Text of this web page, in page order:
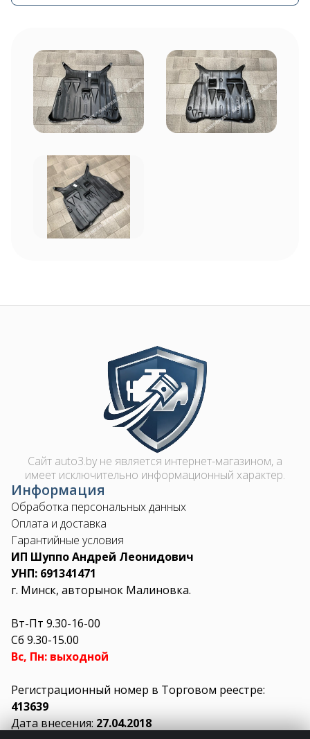
shupik21@bk.ru
Image
Сайт auto3.by не является интернет-магазином, а
имеет исключительно информационный характер.
Информация
Обработка персональных данных
Оплата и доставка
Гарантийные условия
ИП Шуппо Андрей Леонидович
УНП: 691341471
г. Минск, авторынок Малиновка.
Вт-Пт 9.30-16-00
Сб 9.30-15.00
Вс, Пн: выходной
Регистрационный номер в Торговом реестре:
413639
Дата внесения:27.04.2018